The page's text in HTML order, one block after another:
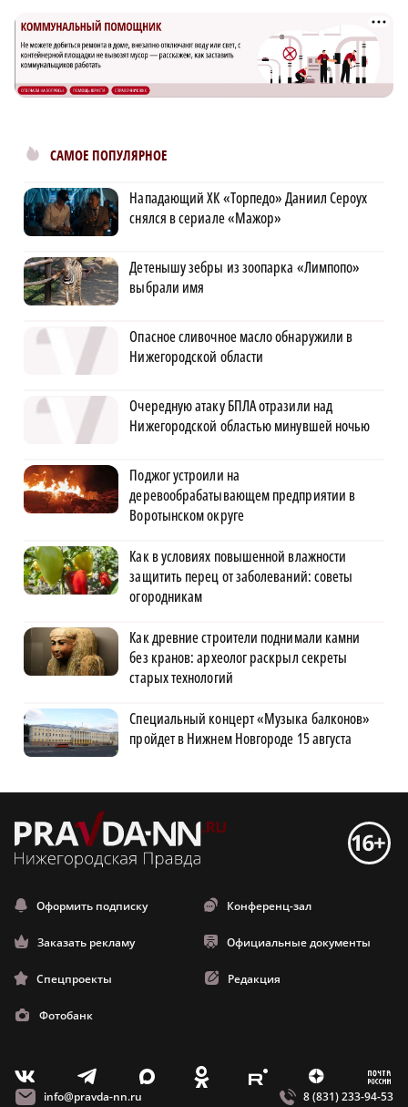
САМОЕ ПОПУЛЯРНОЕ
Нападающий ХК «Торпедо» Даниил Сероух
снялся в сериале «Мажор»
Детенышу зебры из зоопарка «Лимпопо»
выбрали имя
Опасное сливочное масло обнаружили в
Нижегородской области
Очередную атаку БПЛА отразили над
Нижегородской областью минувшей ночью
Поджог устроили на
деревообрабатывающем предприятии в
Воротынском округе
Как в условиях повышенной влажности
защитить перец от заболеваний: советы
огородникам
Как древние строители поднимали камни
без кранов: археолог раскрыл секреты
старых технологий
Специальный концерт «Музыка балконов»
пройдет в Нижнем Новгороде 15 августа
Оформить подписку Конференц-зал
Заказать рекламу Официальные документы
Спецпроекты Редакция
Фотобанк
V T X O E Z m
info@pravda-nn.ru 8 (831) 233-94-53